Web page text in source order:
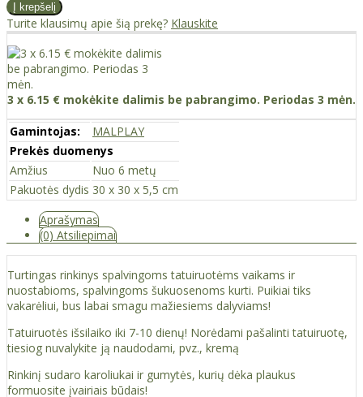
Turite klausimų apie šią prekę? Klauskite
3 x 6.15 € mokėkite dalimis be pabrangimo. Periodas 3 mėn.
Gamintojas:
MALPLAY
Prekės duomenys
Amžius
Nuo 6 metų
Pakuotės dydis 30 x 30 x 5,5 cm
Aprašymas
(0) Atsiliepimai
Turtingas rinkinys spalvingoms tatuiruotėms vaikams ir
nuostabioms, spalvingoms šukuosenoms kurti. Puikiai tiks
vakarėliui, bus labai smagu mažiesiems dalyviams!
Tatuiruotės išsilaiko iki 7-10 dienų! Norėdami pašalinti tatuiruotę,
tiesiog nuvalykite ją naudodami, pvz., kremą
Rinkinį sudaro karoliukai ir gumytės, kurių dėka plaukus
formuosite įvairiais būdais!